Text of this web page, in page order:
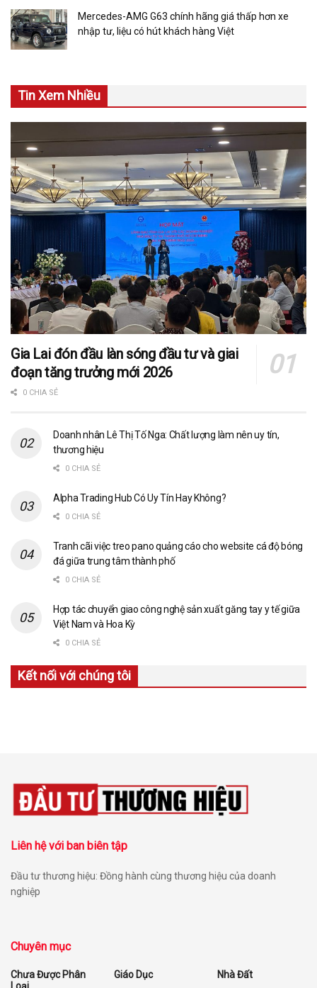
Mercedes-AMG G63 chính hãng giá thấp hơn xe
nhập tư, liệu có hút khách hàng Việt
Tin Xem Nhiều
Gia Lai đón đầu làn sóng đầu tư và giai
đoạn tăng trưởng mới 2026
0 CHIA SẺ
Doanh nhân Lê Thị Tố Nga: Chất lượng làm nên uy tín,
thương hiệu
0 CHIA SẺ
Alpha Trading Hub Có Uy Tín Hay Không?
0 CHIA SẺ
Tranh cãi việc treo pano quảng cáo cho website cá độ bóng
đá giữa trung tâm thành phố
0 CHIA SẺ
Hợp tác chuyển giao công nghệ sản xuất găng tay y tế giữa
Việt Nam và Hoa Kỳ
0 CHIA SẺ
Kết nối với chúng tôi
Liên hệ với ban biên tập
Đầu tư thương hiệu: Đồng hành cùng thương hiệu của doanh
nghiệp
Chuyên mục
Chưa Được Phân
Loại
Giáo Dục
Nhà Đất